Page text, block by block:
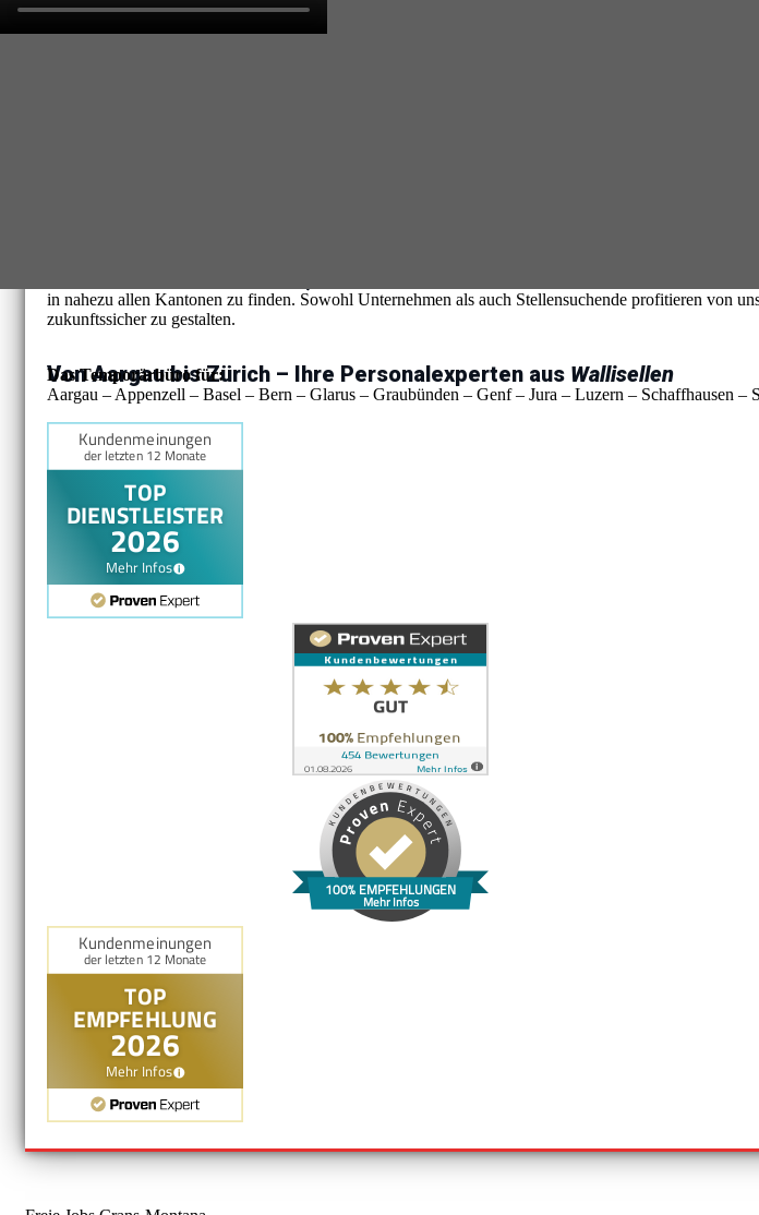
in nahezu allen Kantonen zu finden. Sowohl Unternehmen als auch Stellensuchende profitieren von
zukunftssicher zu gestalten.
Von Aargau bis Zürich – Ihre Personalexperten aus Wallisellen
Das Temporärbüro für:
Aargau – Appenzell – Basel – Bern – Glarus – Graubünden – Genf – Jura – Luzern – Schaffhausen
100% EMPFEHLUNGEN
Mehr Infos